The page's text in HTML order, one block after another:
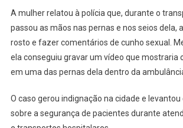
A mulher relatou à polícia que, durante o
passou as mãos nas pernas e nos seios dela,
rosto e fazer comentários de cunho sexual.
ela conseguiu gravar um vídeo que mostraria
em uma das pernas dela dentro da
O caso gerou indignação na cidade e
sobre a segurança de pacientes durante